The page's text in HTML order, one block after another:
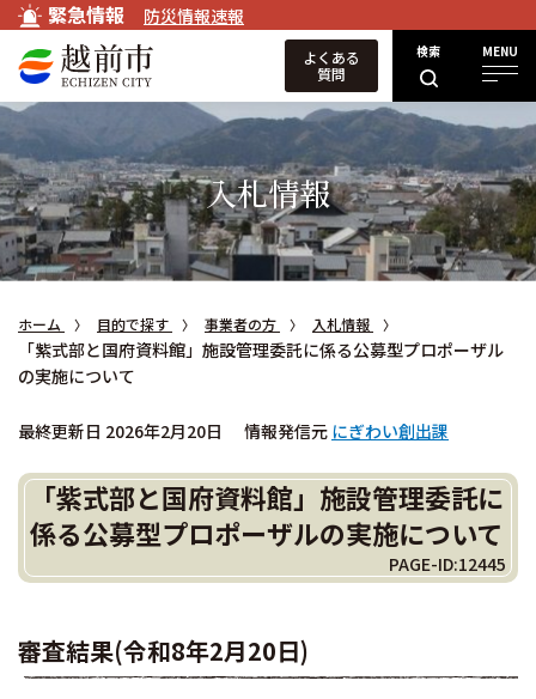
緊急情報 防災情報速報
検索 MENU
よくある
質問
入札情報
ホーム 目的で探す 事業者の方 入札情報
「紫式部と国府資料館」施設管理委託に係る公募型プロポーザル
の実施について
最終更新日 2026年2月20日 情報発信元 にぎわい創出課
「紫式部と国府資料館」施設管理委託に
係る公募型プロポーザルの実施について
PAGE-ID:12445
審査結果(令和8年2月20日)